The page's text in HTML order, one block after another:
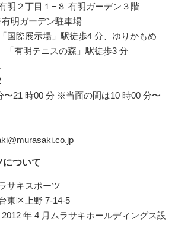
明２丁目１−８ 有明ガーデン３階
明ガーデン駐車場
国際展示場」駅徒歩4 分、ゆりかもめ
「有明テニスの森」駅徒歩3 分
〜21 時00 分 ※当面の間は10 時00 分〜
について
サキスポーツ
東区上野 7-14-5
年 4 月ムラサキホールディングス設